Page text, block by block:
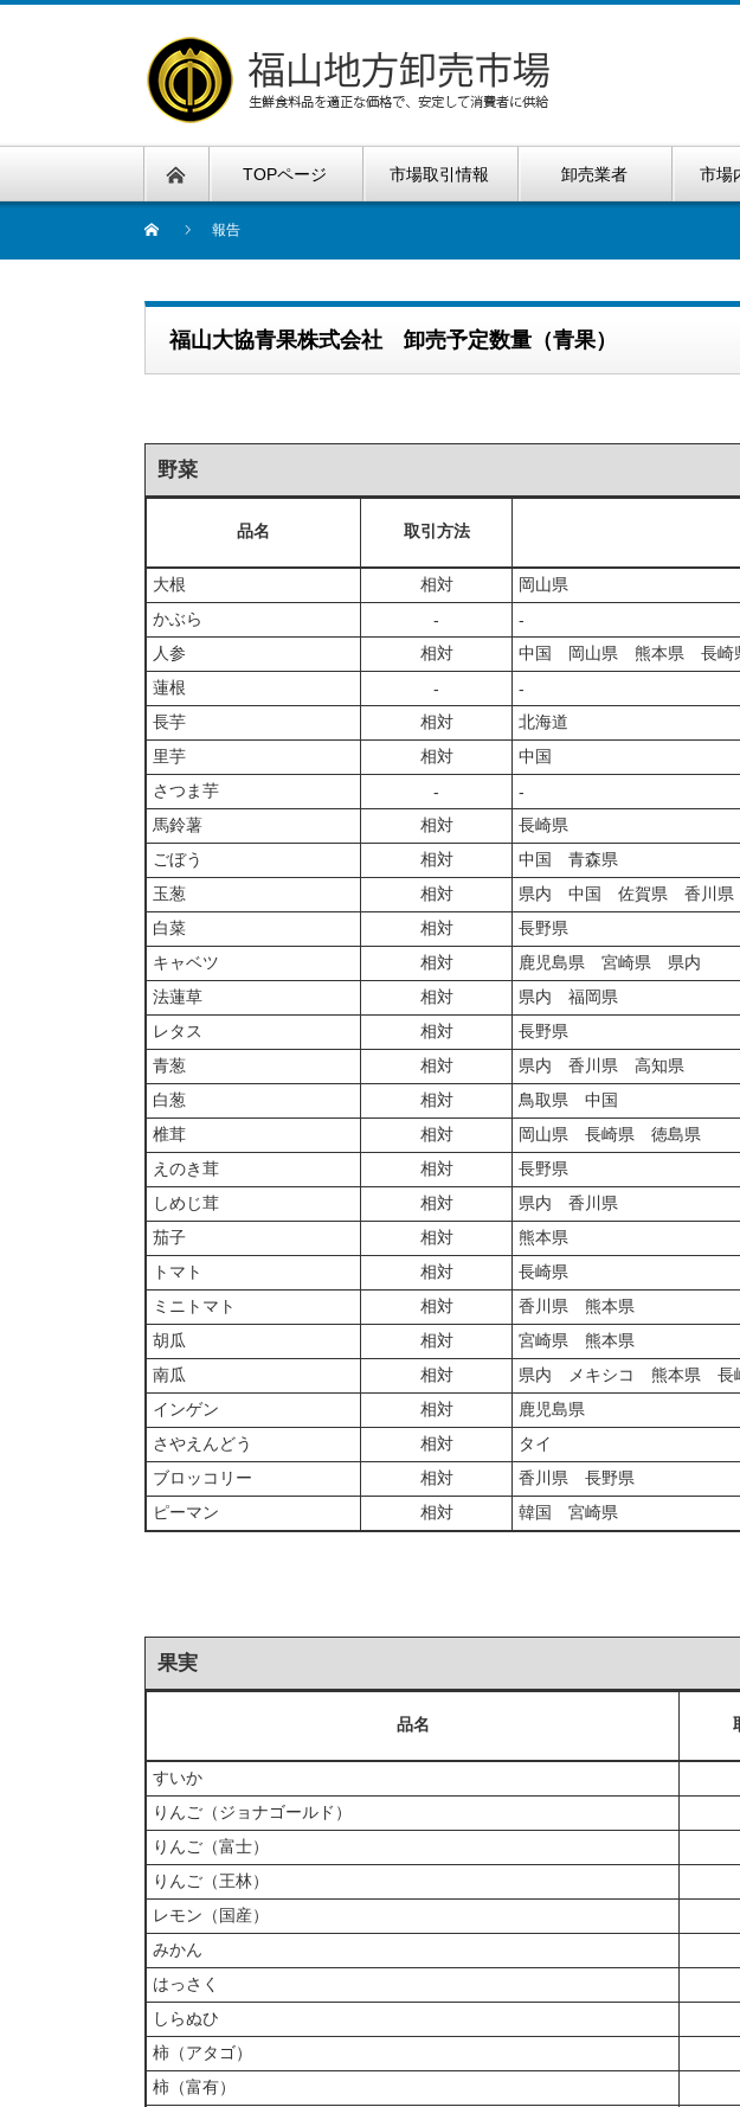
TOPページ 市場取引情報 卸売業者 市場
報告
福山大協青果株式会社 卸売予定数量（青果）
野菜
品名 取引方法
大根
相対 岡山県
かぶら
‐ ‐
人参
相対 中国 岡山県 熊本県 長崎
蓮根
‐ ‐
長芋
相対 北海道
里芋
相対 中国
さつま芋
‐ ‐
馬鈴薯
相対 長崎県
ごぼう
相対 中国 青森県
玉葱
相対 県内 中国 佐賀県 香川
白菜
相対 長野県
キャベツ
相対 鹿児島県 宮崎県 県内
法蓮草
相対 県内 福岡県
レタス
相対 長野県
青葱
相対 県内 香川県 高知県
白葱
相対 鳥取県 中国
椎茸
相対 岡山県 長崎県 徳島県
えのき茸
相対 長野県
しめじ茸
相対 県内 香川県
茄子
相対 熊本県
トマト
相対 長崎県
ミニトマト
相対 香川県 熊本県
胡瓜
相対 宮崎県 熊本県
南瓜
相対 県内 メキシコ 熊本県 長
インゲン
相対 鹿児島県
さやえんどう
相対 タイ
ブロッコリー
相対 香川県 長野県
ピーマン
相対 韓国 宮崎県
果実
品名
すいか
りんご（ジョナゴールド）
りんご（富士）
りんご（王林）
レモン（国産）
みかん
はっさく
しらぬひ
柿（アタゴ）
柿（富有）